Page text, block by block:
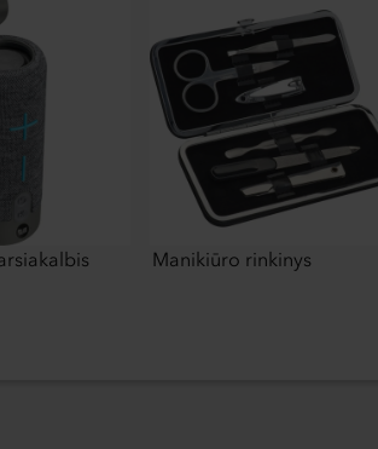
Manikiūro rinkinys